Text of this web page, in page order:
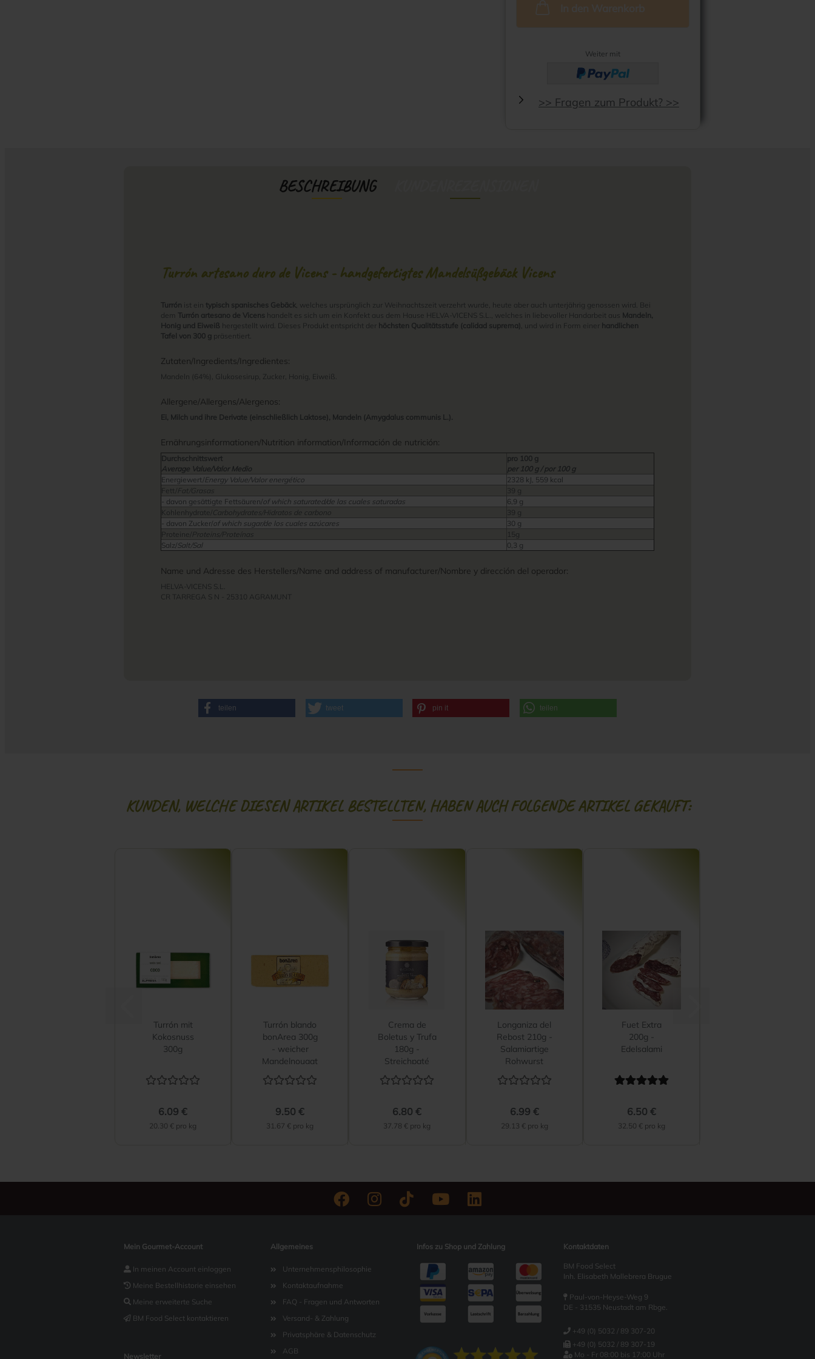
Weiter mit
>> Fragen zum Produkt? >>
BESCHREIBUNG
Turrón artesano duro de Vicens - handgefertigtes Mandelsüßgebäck Vicens
Turrón ist ein typisch spanisches Gebäck, welches ursprünglich zur Weihnachtszeit verzehrt wurde, heute aber auch unterjährig genossen wird. Bei
dem Turrón artesano de Vicens handelt es sich um ein Konfekt aus dem Hause HELVA-VICENS S.L., welches in liebevoller Handarbeit aus Mandeln,
Honig und Eiweiß hergestellt wird. Dieses Produkt entspricht der höchsten Qualitätsstufe (calidad suprema), und wird in Form einer
handlichen
Tafel von 300 g präsentiert.
Zutaten/Ingredients/Ingredientes:
Mandeln (64%), Glukosesirup, Zucker, Honig, Eiweiß.
Allergene/Allergens/Alergenos:
Ei, Milch und ihre Derivate (einschließlich Laktose), Mandeln (Amygdalus communis L.).
Ernährungsinformationen/Nutrition information/Información de nutrición:
Durchschnittswert
Average Value/Valor Medio
pro 100 g
per 100 g / por 100 g
Energiewert/Energy Value/Valor energético
2328 kJ, 559 kcal
Fett/ Fat/Grasas
39 g
- davon gesättigte Fettsäuren/of which saturated/de las cuales saturadas
6,9 g
Kohlenhydrate/ Carbohydrates/Hidratos de carbono
39 g
- davon Zucker/of which sugar/de los cuales azúcares
30 g
Proteine/ Proteins/Proteínas
15g
Salz/Salt/Sal 0,3 g
Name und Adresse des Herstellers/Name and address of manufacturer/Nombre y dirección del operador:
HELVA-VICENS S.L.
CR TARREGA S N - 25310 AGRAMUNT
teilen tweet pin it teilen
KUNDEN, WELCHE DIESEN ARTIKEL BESTELLTEN, HABEN AUCH FOLGENDE ARTIKEL GEKAUFT:
Turrón mit
Kokosnuss
300g
6.09 €
20.30 € pro kg
Turrón blando
bonArea 300g
- weicher
Mandelnougat
9.50 €
31.67 € pro kg
Crema de
Boletus y Trufa
180g -
Streichpaté
Steinpilz mit...
6.80 €
37.78 € pro kg
Longaniza del
Rebost 210g -
Salamiartige
Rohwurst
6.99 €
29.13 € pro kg
Fuet Extra
200g -
Edelsalami
6.50 €
32.50 € pro kg
Mein Gourmet-Account
In meinen Account einloggen
Meine Bestellhistorie einsehen
Meine erweiterte Suche
BM Food Select kontaktieren
Newsletter
Allgemeines
Unternehmensphilosophie
Kontaktaufnahme
FAQ - Fragen und Antworten
Versand- & Zahlung
Privatsphäre & Datenschutz
AGB
Infos zu Shop und Zahlung Kontaktdaten
BM Food Select
Inh. Elisabeth Mallebrera Brugue
Paul-von-Heyse-Weg 9
DE - 31535 Neustadt am Rbge.
+49 (0) 5032 / 89 307-20
+49 (0) 5032 / 89 307-19
Mo - Fr 08:00 bis 17:00 Uhr